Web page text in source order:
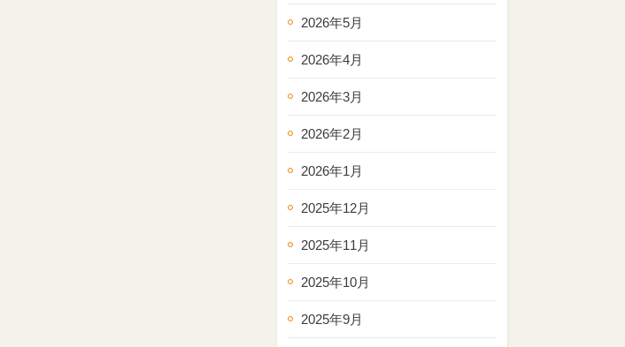
2026年5月
2026年4月
2026年3月
2026年2月
2026年1月
2025年12月
2025年11月
2025年10月
2025年9月